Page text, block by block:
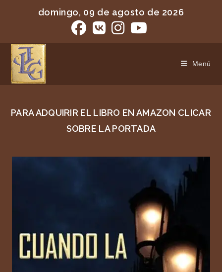
domingo, 09 de agosto de 2026
Menú
PARA ADQUIRIR EL LIBRO EN AMAZON CLICAR
SOBRE LA PORTADA